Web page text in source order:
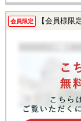
会員限定 【会員様限